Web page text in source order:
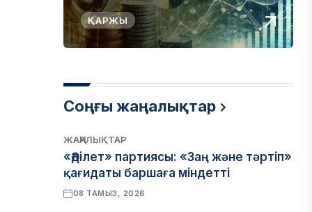
ҚАРЖЫ
Соңғы жаңалықтар
ЖАҢАЛЫҚТАР
«Әділет» партиясы: «Заң және тәртіп»
қағидаты баршаға міндетті
08 ТАМЫЗ, 2026